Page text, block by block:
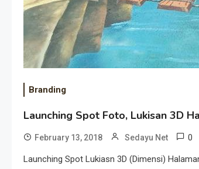
Branding
Launching Spot Foto, Lukisan 3D
February 13, 2018 Sedayu Net 0
Launching Spot Lukiasn 3D (Dimensi)